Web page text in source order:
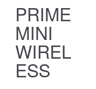
PRIME
MINI
WIREL
ESS